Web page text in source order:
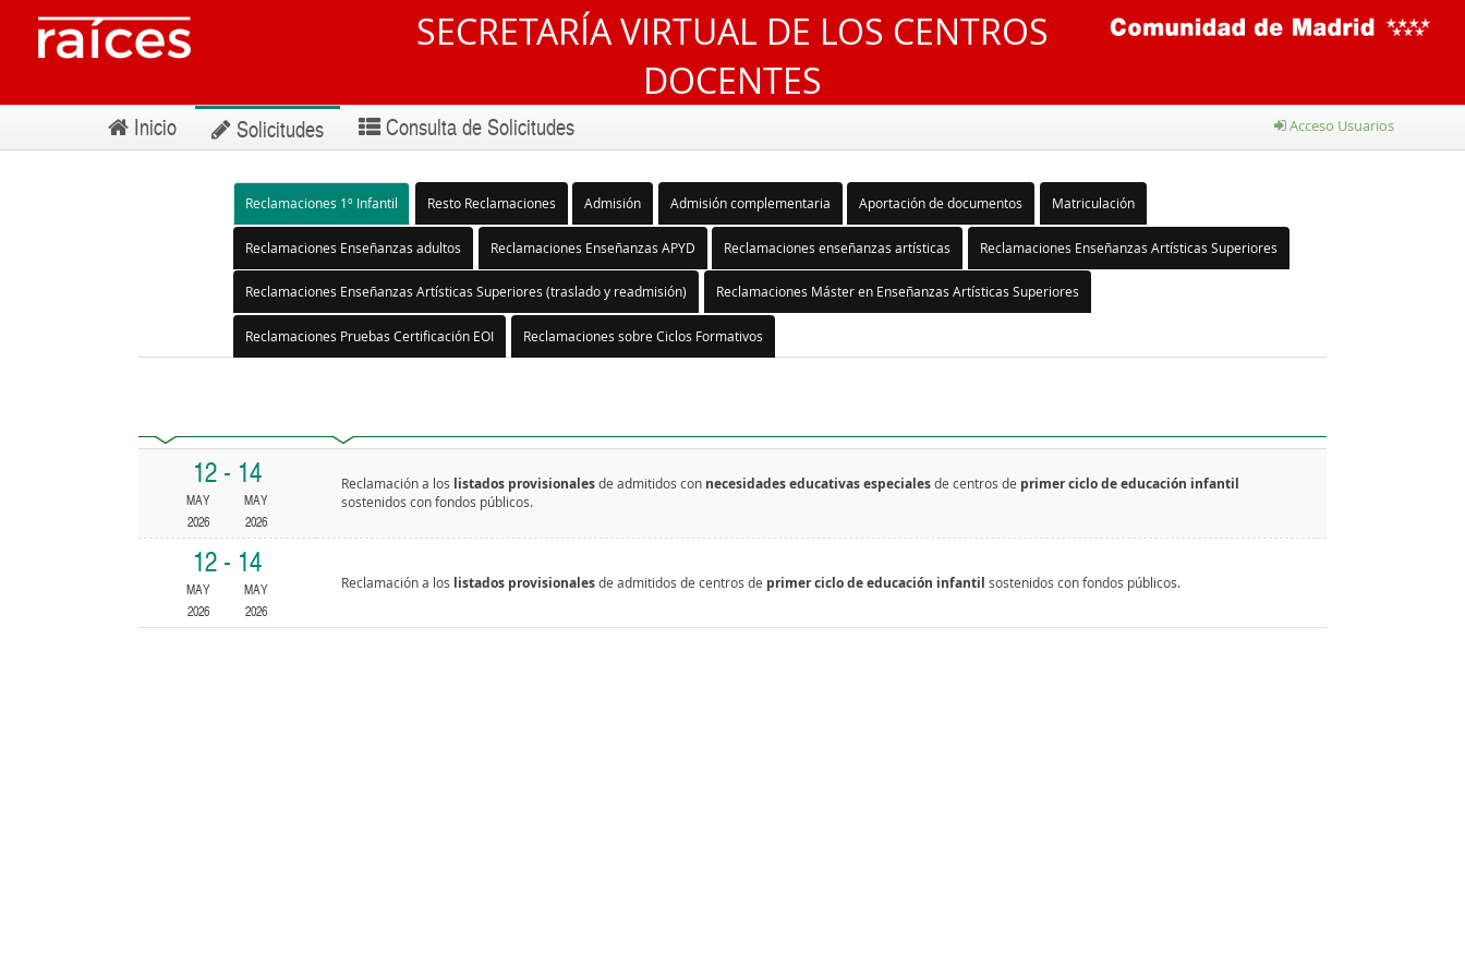
SECRETARÍA VIRTUAL DE LOS CENTROS
DOCENTES
Inicio Solicitudes Consulta de Solicitudes Acceso Usuarios
Reclamaciones 1º Infantil Resto Reclamaciones Admisión Admisión complementaria Aportación de documentos Matriculación
Reclamaciones Enseñanzas adultos Reclamaciones Enseñanzas APYD Reclamaciones enseñanzas artísticas Reclamaciones Enseñanzas Artísticas Superiores
Reclamaciones Enseñanzas Artísticas Superiores (traslado y readmisión) Reclamaciones Máster en Enseñanzas Artísticas Superiores
Reclamaciones Pruebas Certificación EOI Reclamaciones sobre Ciclos Formativos
12 - 14
MAY
MAY
2026
2026
Reclamación a los listados provisionalesde admitidos con necesidades educativas especialesde centros de primer ciclo de educación infantil
sostenidos con fondos públicos.
12 - 14
MAY
MAY
2026
2026
Reclamación a los listados provisionalesde admitidos de centros de primer ciclo de educación infantil sostenidos con fondos públicos.